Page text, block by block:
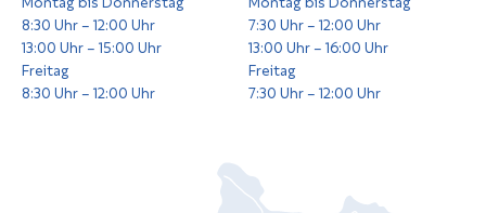
8:30 Uhr – 12:00 Uhr
13:00 Uhr – 15:00 Uhr
Freitag
8:30 Uhr – 12:00 Uhr
7:30 Uhr – 12:00 Uhr
13:00 Uhr – 16:00 Uhr
Freitag
7:30 Uhr – 12:00 Uhr